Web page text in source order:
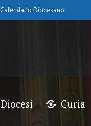
Calendario Diocesano
Diocesi Curia